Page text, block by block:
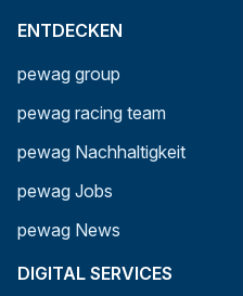
ENTDECKEN
pewag group
pewag racing team
pewag Nachhaltigkeit
pewag Jobs
pewag News
DIGITAL SERVICES